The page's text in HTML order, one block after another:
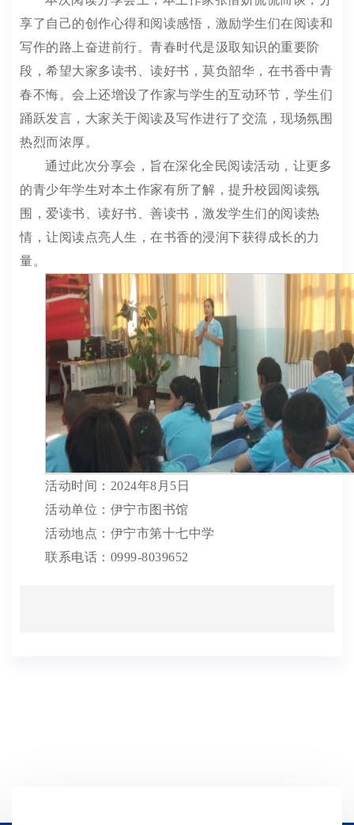
享了自己的创作心得和阅读感悟，激励学生们在阅读和
写作的路上奋进前行。青春时代是汲取知识的重要阶
段，希望大家多读书、读好书，莫负韶华，在书香中青
春不悔。会上还增设了作家与学生的互动环节，学生们
踊跃发言，大家关于阅读及写作进行了交流，现场氛围
热烈而浓厚。
通过此次分享会，旨在深化全民阅读活动，让更多
的青少年学生对本土作家有所了解， 提升校园阅读氛
围， 爱读书、读好书、善读书，激发学生们的阅读热
情，让阅读点亮人生，在书香的浸润下获得成长的力
量。
活动时间： 2024年8月5日
活动单位：伊宁市图书馆
活动地点： 伊宁市第十七中学
联系电话： 0999-8039652